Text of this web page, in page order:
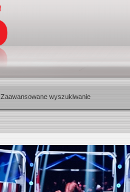
Zaawansowane wyszukiwanie